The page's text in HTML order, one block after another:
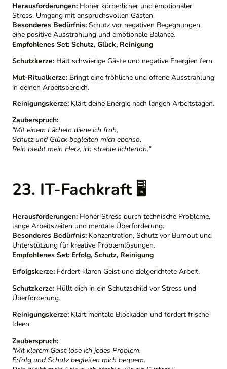
Herausforderungen: Hoher körperlicher und emotionaler
Stress, Umgang mit anspruchsvollen Gästen.
Besonderes Bedürfnis: Schutz vor negativen Begegnungen,
eine positive Ausstrahlung und emotionale Balance.
Empfohlenes Set: Schutz, Glück, Reinigung
Schutzkerze: Hält schwierige Gäste und negative Energien fern.
Mut-Ritualkerze: Bringt eine fröhliche und offene Ausstrahlung
in deinen Arbeitsbereich.
Reinigungskerze: Klärt deine Energie nach langen Arbeitstagen.
Zauberspruch:
"Mit einem Lächeln diene ich froh,
Schutz und Glück begleiten mich ebenso.
Rein bleibt mein Herz, ich strahle lichterloh."
23. IT-Fachkraft🖥️
Herausforderungen: Hoher Stress durch technische Probleme,
lange Arbeitszeiten und mentale Überforderung.
Besonderes Bedürfnis: Konzentration, Schutz vor Burnout und
Unterstützung für kreative Problemlösungen.
Empfohlenes Set: Erfolg, Schutz, Reinigung
Erfolgskerze: Fördert klaren Geist und zielgerichtete Arbeit.
Schutzkerze: Hüllt dich in ein Schutzschild vor Stress und
Überforderung.
Reinigungskerze: Klärt mentale Blockaden und fördert frische
Ideen.
Zauberspruch:
"Mit klarem Geist löse ich jedes Problem,
Erfolg und Schutz begleiten mich bequem.